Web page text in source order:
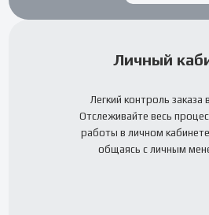
Личный
Легкий контроль заказа
Отслеживайте весь
работы в личном
общаясь с личным